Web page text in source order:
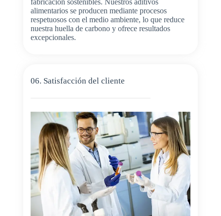
fabricación sostenibles. Nuestros aditivos
alimentarios se producen mediante procesos
respetuosos con el medio ambiente, lo que reduce
nuestra huella de carbono y ofrece resultados
excepcionales.
06. Satisfacción del cliente